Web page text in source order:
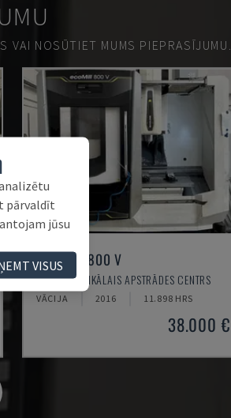
VAI NOSŪTIET MUMS PIEPRASĪJUMU.
ECOMILL 800 V
DMG - VERTIKĀLAIS APSTRĀDES CENTRS
VĀCIJA 2016 11.898 HRS
38.000 €
pārvaldīt
jūsu
VISUS